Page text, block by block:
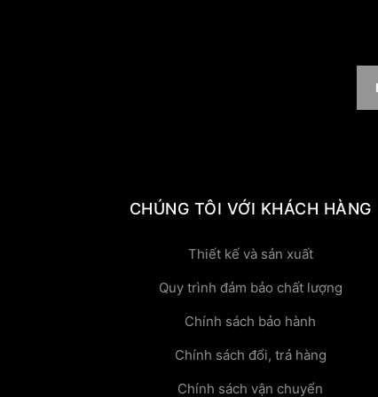
CHÚNG TÔI VỚI KHÁCH HÀNG
Thiết kế và sản xuất
Quy trình đảm bảo chất lượng
Chính sách bảo hành
Chính sách đổi, trả hàng
Chính sách vận chuyển